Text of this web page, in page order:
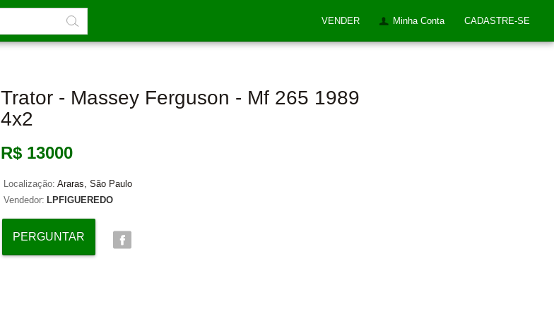
VENDER Minha Conta CADASTRE-SE
Trator - Massey Ferguson - Mf 265 1989
4x2
R$ 13000
Localização: Araras, São Paulo
Vendedor: LPFIGUEREDO
PERGUNTAR